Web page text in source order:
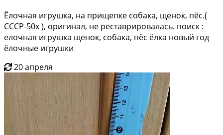
Ёлочная игрушка, на прищепке собака, щенок, пёс.(
СССР-50х ), оригинал, не реставрировалась. поиск :
елочная игрушка щенок, собака, пёс ёлка новый год
ёлочные игрушки
20 апреля